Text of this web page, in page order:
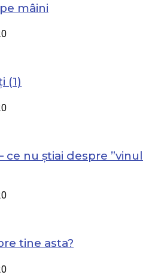
mâini
(1)
ce nu știai despre ”vinul
tine asta?